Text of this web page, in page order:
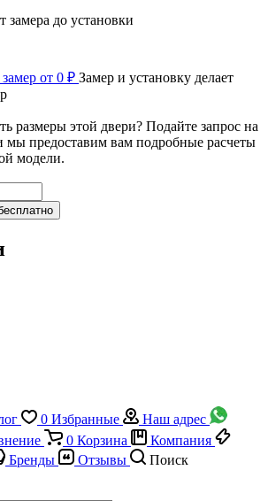
замера до установки
от 0 ₽ Замер и установку делает
размеры этой двери? Подайте запрос на
мы предоставим вам подробные расчеты
модели.
0 Избранные
Наш адрес
0 Корзина
Компания
Бренды Отзывы
Поиск